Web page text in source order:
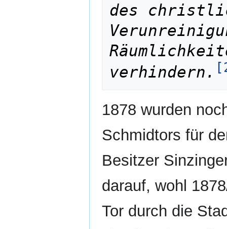
des
verhindern.
1878 wurden
Schmidtors für
Besitzer
darauf, wohl
Tor durch die